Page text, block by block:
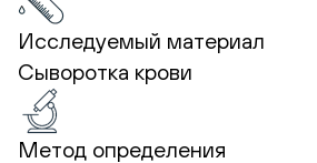
Исследуемый материал
Сыворотка крови
Метод определения